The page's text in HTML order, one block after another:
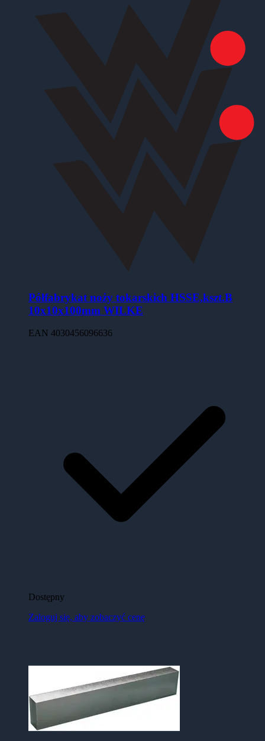
Półfabrykat noży tokarskich HSSE,kszt.B
10x10x100mm WILKE
EAN 4030456096636
Dostępny
Zaloguj się, aby zobaczyć cenę